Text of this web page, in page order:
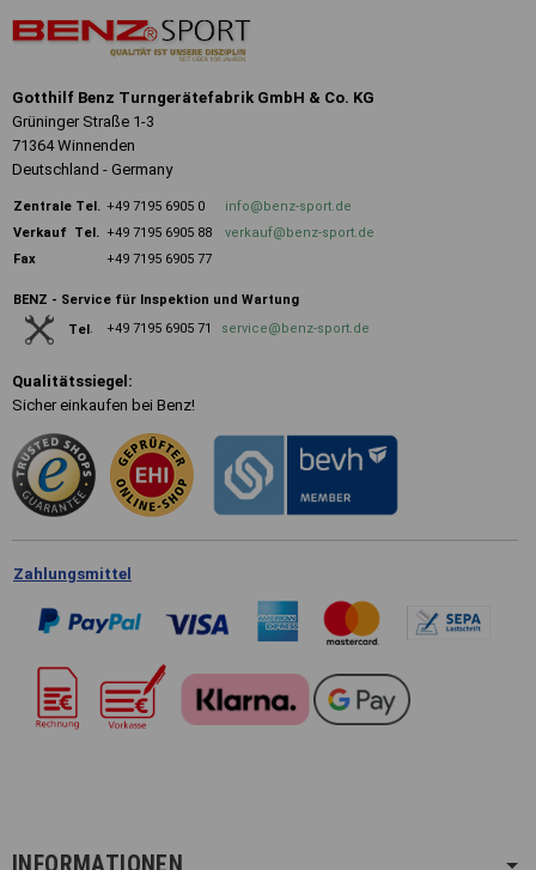
Gotthilf Benz Turngerätefabrik GmbH & Co. KG
Grüninger Straße 1-3
71364 Winnenden
Deutschland - Germany
Zentrale Tel. +49 7195 6905 0
info@benz-sport.de
Verkauf Tel. +49 7195 6905 88
verkauf@benz-sport.de
Fax
+49 7195 6905 77
BENZ - Service für Inspektion und Wartung
Tel. +49 7195 6905 71 service@benz-sport.de
Qualitätssiegel:
Sicher einkaufen bei Benz!
Zahlungsmittel